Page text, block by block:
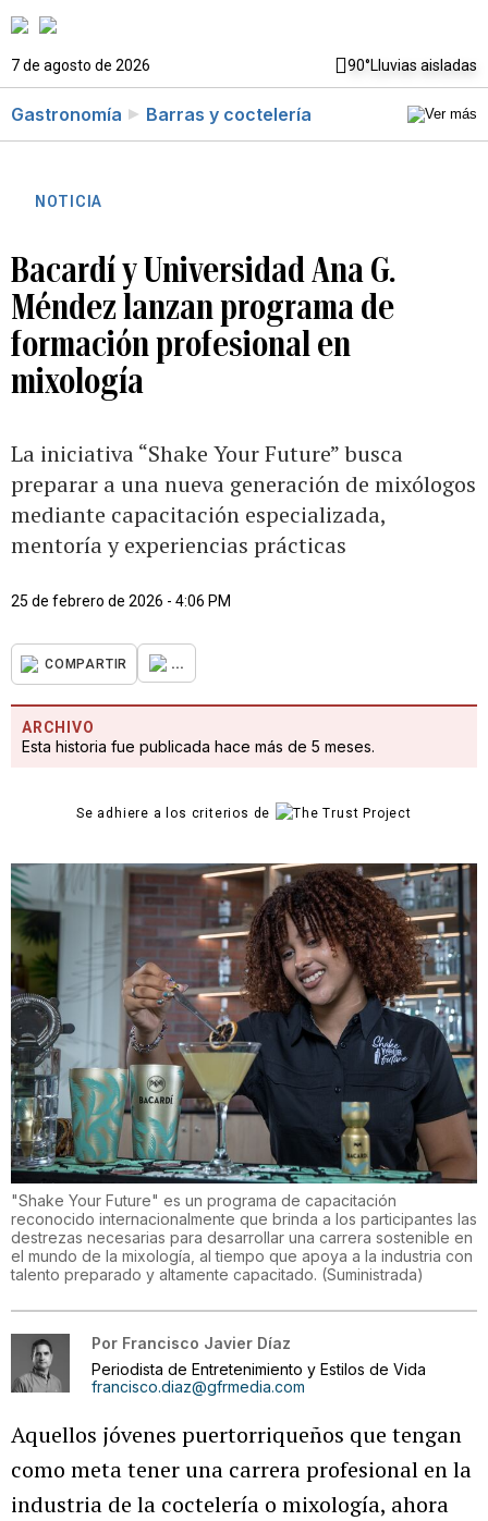
7 de agosto de 2026 90°Lluvias aisladas
Gastronomía Barras y coctelería
NOTICIA
Bacardí y Universidad Ana G.
Méndez lanzan programa de
formación profesional en
mixología
La iniciativa “Shake Your Future” busca
preparar a una nueva generación de mixólogos
mediante capacitación especializada,
mentoría y experiencias prácticas
25 de febrero de 2026 - 4:06 PM
COMPARTIR ...
ARCHIVO
Esta historia fue publicada hace más de 5 meses.
Se adhiere a los criterios de
"Shake Your Future" es un programa de capacitación
reconocido internacionalmente que brinda a los participantes las
destrezas necesarias para desarrollar una carrera sostenible en
el mundo de la mixología, al tiempo que apoya a la industria con
talento preparado y altamente capacitado. (Suministrada)
Por Francisco Javier Díaz
Periodista de Entretenimiento y Estilos de Vida
francisco.diaz@gfrmedia.com
Aquellos jóvenes puertorriqueños que tengan
como meta tener una carrera profesional en la
industria de la coctelería o mixología, ahora